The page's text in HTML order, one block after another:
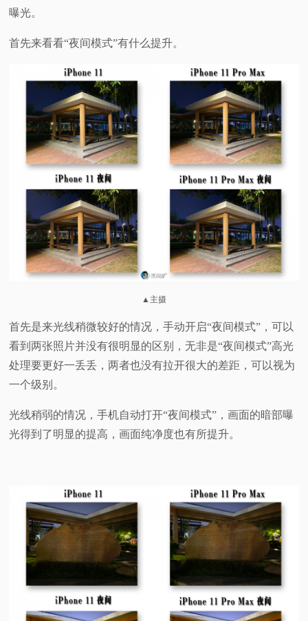
曝光。
首先来看看“夜间模式”有什么提升。
▲主摄
首先是来光线稍微较好的情况，手动开启“夜间模式”，可以
看到两张照片并没有很明显的区别，无非是“夜间模式”高光
处理要更好一丢丢，两者也没有拉开很大的差距，可以视为
一个级别。
光线稍弱的情况，手机自动打开“夜间模式”，画面的暗部曝
光得到了明显的提高，画面纯净度也有所提升。